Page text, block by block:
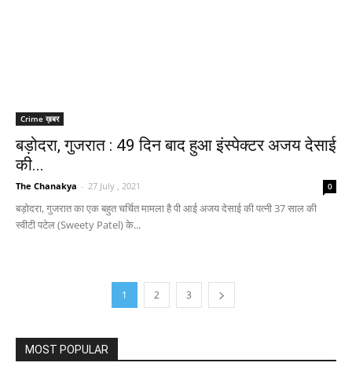
Crime ख़बर
बड़ोदरा, गुजरात : 49 दिन बाद हुआ इंस्पेक्टर अजय देसाई
की...
The Chanakya - 27 July , 2021 0
बड़ोदरा, गुजरात का एक बहुत चर्चित मामला है पी आई अजय देसाई की पत्नी 37 साल की
स्वीटी पटेल (Sweety Patel) के...
1 2 3
MOST POPULAR